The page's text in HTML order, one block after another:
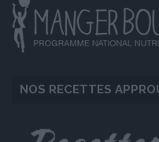
NOS RECETTES